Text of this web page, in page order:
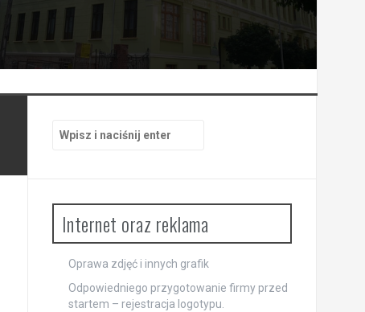
Internet oraz reklama
Oprawa zdjęć i innych grafik
Odpowiedniego przygotowanie firmy przed
startem – rejestracja logotypu.